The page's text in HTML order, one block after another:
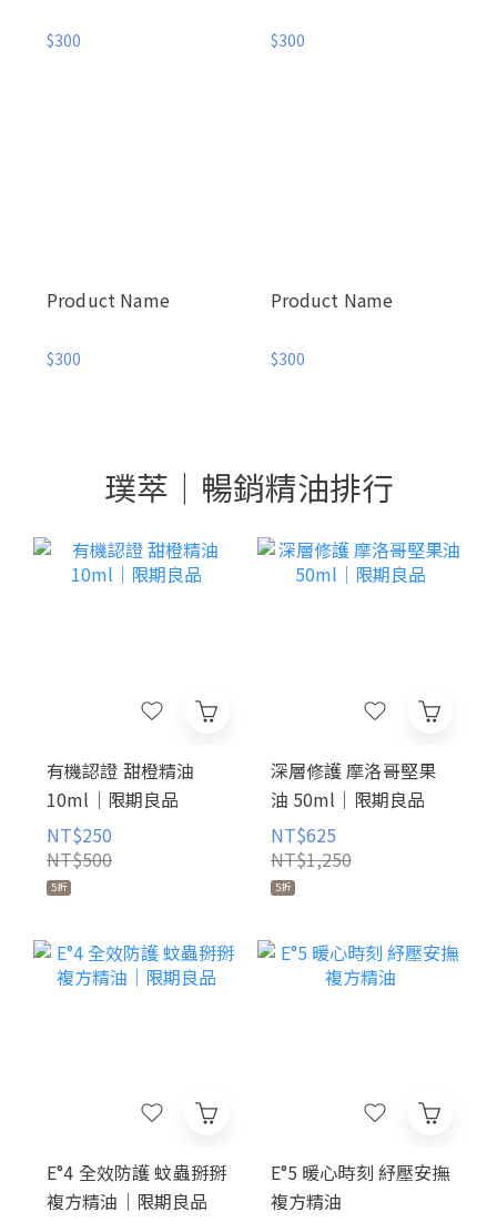
$300 $300
Product Name
$300
Product Name
$300
璞萃｜暢銷精油排行
有機認證 甜橙精油
10ml｜限期良品
NT$250
NT$500
5折
深層修護 摩洛哥堅果
油 50ml｜限期良品
NT$625
NT$1,250
5折
E°4 全效防護 蚊蟲掰掰
複方精油｜限期良品
E°5 暖心時刻 紓壓安撫
複方精油